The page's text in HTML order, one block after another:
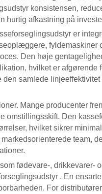
konsistensen,
hurtig afkastning på
er
fyldemaskiner
Den høje
hvilket er afgørende
samlede
Mange producenter
omstillingsskift. Den
hvilket sikrer
team,
fødevare-, drikkevarer-
. En
For